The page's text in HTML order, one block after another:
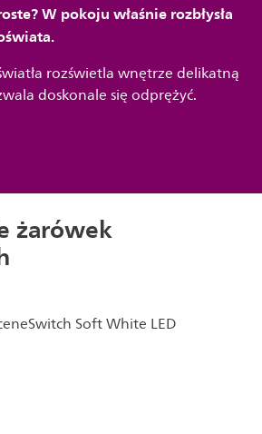
W pokoju właśnie rozbłysła
rozświetla wnętrze delikatną
doskonale się odprężyć.
żarówek
Soft White LED